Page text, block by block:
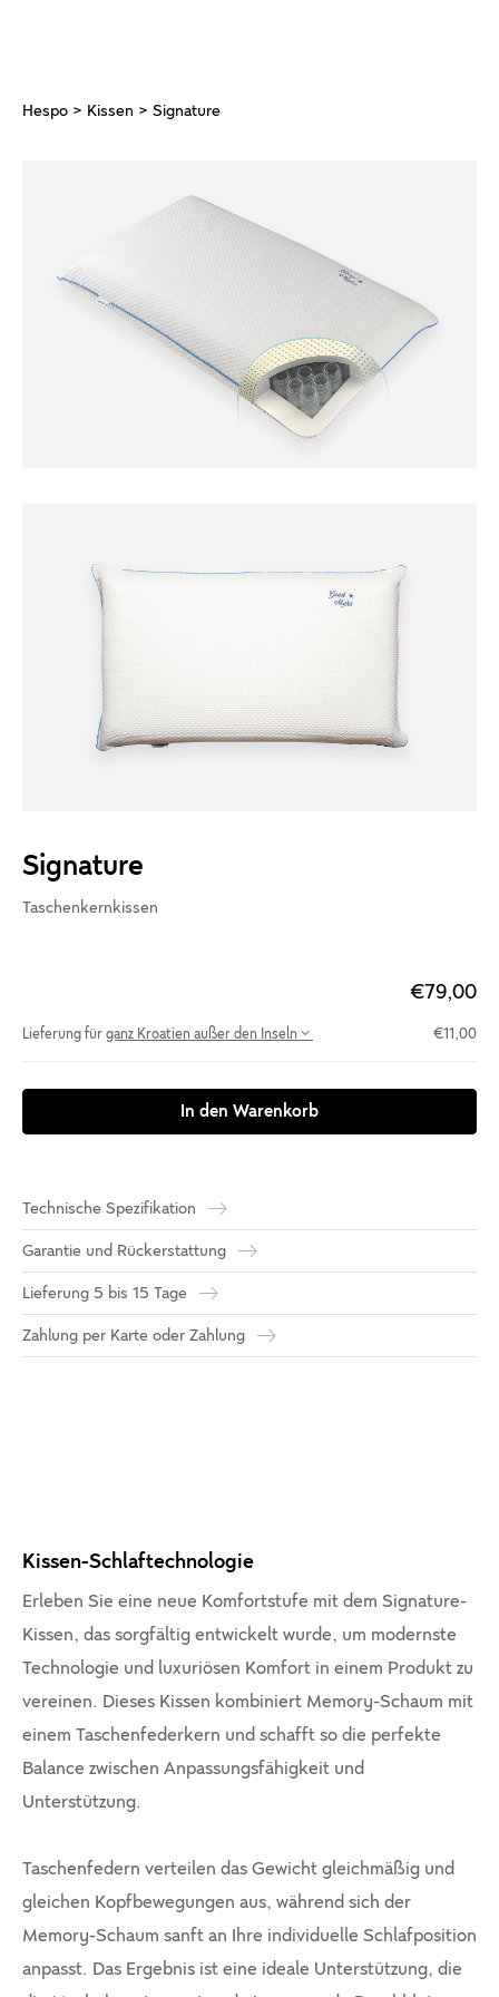
Hespo > Kissen > Signature
Signature
Taschenkernkissen
€79,00
Lieferung für ganz Kroatien außer den Inseln €11,00
In den Warenkorb
Technische Spezifikation
Garantie und Rückerstattung
Lieferung 5 bis 15 Tage
Zahlung per Karte oder Zahlung
Kissen-Schlaftechnologie
Erleben Sie eine neue Komfortstufe mit dem Signature-
Kissen, das sorgfältig entwickelt wurde, um modernste
Technologie und luxuriösen Komfort in einem Produkt zu
vereinen. Dieses Kissen kombiniert Memory-Schaum mit
einem Taschenfederkern und schafft so die perfekte
Balance zwischen Anpassungsfähigkeit und
Unterstützung.
Taschenfedern verteilen das Gewicht gleichmäßig und
gleichen Kopfbewegungen aus, während sich der
Memory-Schaum sanft an Ihre individuelle Schlafposition
anpasst. Das Ergebnis ist eine ideale Unterstützung, die